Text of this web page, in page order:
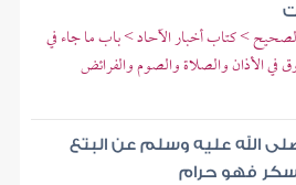
> كتاب أخبار الآحاد > باب ما جاء في
في الأذان والصلاة والصوم والفرائض
الله عليه وسلم عن البتع
فهو حرام